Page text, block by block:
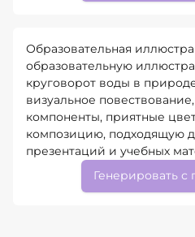
Образовательная
образовательную
круговорот воды в
визуальное
компоненты, приятные
композицию, подходящую
презентаций и учебных
Генерировать